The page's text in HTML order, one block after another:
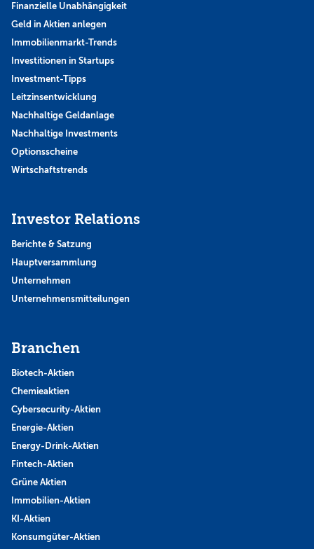
Finanzielle Unabhängigkeit
Geld in Aktien anlegen
Immobilienmarkt-Trends
Investitionen in Startups
Investment-Tipps
Leitzinsentwicklung
Nachhaltige Geldanlage
Nachhaltige Investments
Optionsscheine
Wirtschaftstrends
Investor Relations
Berichte & Satzung
Hauptversammlung
Unternehmen
Unternehmensmitteilungen
Branchen
Biotech-Aktien
Chemieaktien
Cybersecurity-Aktien
Energie-Aktien
Energy-Drink-Aktien
Fintech-Aktien
Grüne Aktien
Immobilien-Aktien
KI-Aktien
Konsumgüter-Aktien